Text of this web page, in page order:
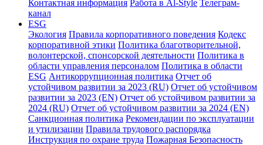
Контактная информация Работа в Al-Style Телеграм-
канал
ESG
Экология Правила корпоративного поведения Кодекс
корпоративной этики Политика благотворительной,
волонтерской, спонсорской деятельности Политика в
области управления персоналом Политика в области
ESG Антикоррупционная политика Отчет об
устойчивом развитии за 2023 (RU) Отчет об устойчивом
развитии за 2023 (EN) Отчет об устойчивом развитии за
2024 (RU) Отчет об устойчивом развитии за 2024 (EN)
Санкционная политика Рекомендации по эксплуатации
и утилизации Правила трудового распорядка
Инструкция по охране труда Пожарная Безопасность